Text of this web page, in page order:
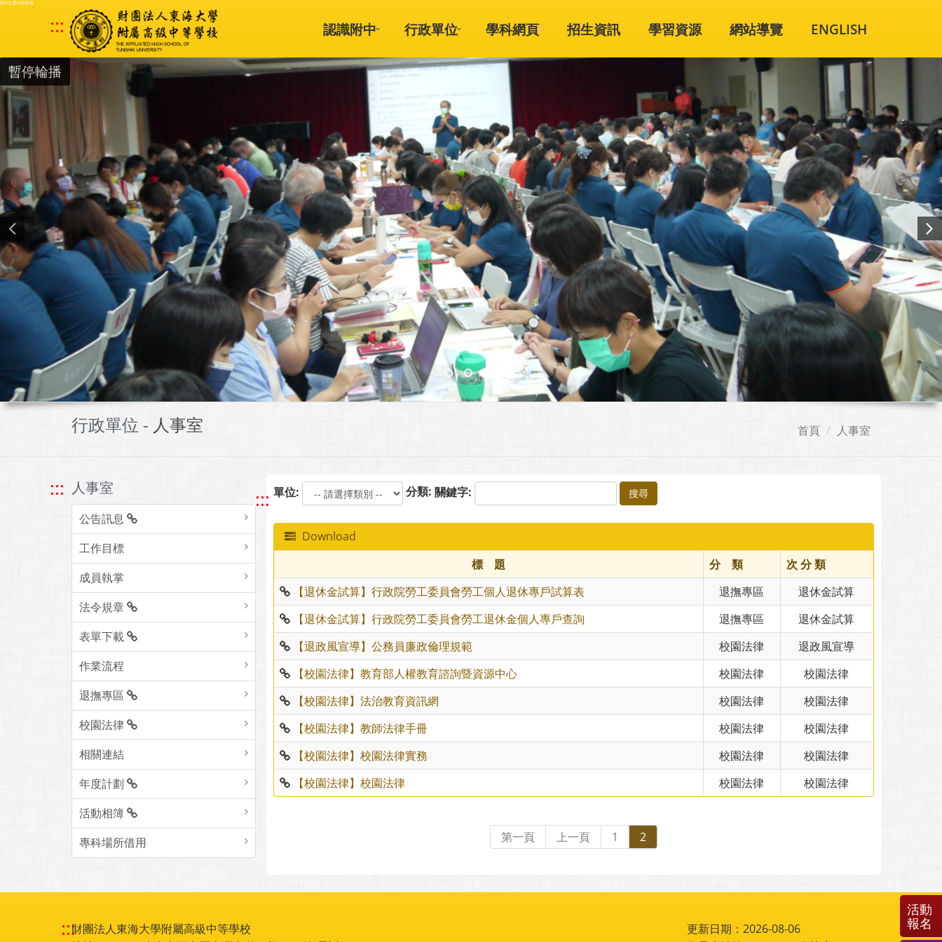
跳到主要內容區塊
::: 認識附中 行政單位 學科網頁 招生資訊 學習資源 網站導覽 ENGLISH
暫停輪播
行政單位 - 人事室 首頁 人事室
::: 人事室
公告訊息
工作目標
成員執掌
法令規章
表單下載
作業流程
退撫專區
校園法律
相關連結
年度計劃
活動相簿
專科場所借用
::: 單位: 分類: 關鍵字: 搜尋
Download
標 題
分 類
次 分 類
【退休金試算】行政院勞工委員會勞工個人退休專戶試算表
退撫專區
退休金試算
【退休金試算】行政院勞工委員會勞工退休金個人專戶查詢
退撫專區
退休金試算
【退政風宣導】公務員廉政倫理規範
校園法律
退政風宣導
【校園法律】教育部人權教育諮詢暨資源中心
校園法律
校園法律
【校園法律】法治教育資訊網
校園法律
校園法律
【校園法律】教師法律手冊
校園法律
校園法律
【校園法律】校園法律實務
校園法律
校園法律
【校園法律】校園法律
校園法律 校園法律
第一頁 上一頁 1 2
:::財團法人東海大學附屬高級中等學校
更新日期：2026-08-06
活動
報名